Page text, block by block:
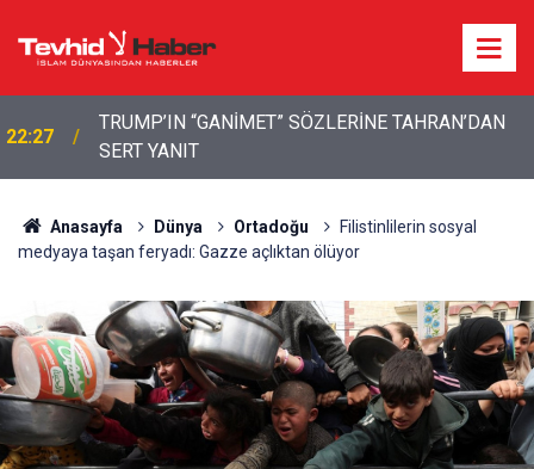
22:13 İbrahimî Bir Seda: Uluslararası Filistin Konvoyu
Anasayfa Dünya Ortadoğu
Filistinlilerin sosyal
medyaya taşan feryadı: Gazze açlıktan ölüyor